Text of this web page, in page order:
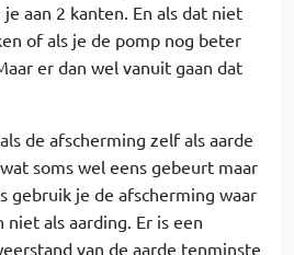
aan 2 kanten. En als dat niet
of als je de pomp nog beter
er dan wel vanuit gaan dat
de afscherming zelf als aarde
soms wel eens gebeurt maar
gebruik je de afscherming waar
als aarding. Er is een
van de aarde tenminste